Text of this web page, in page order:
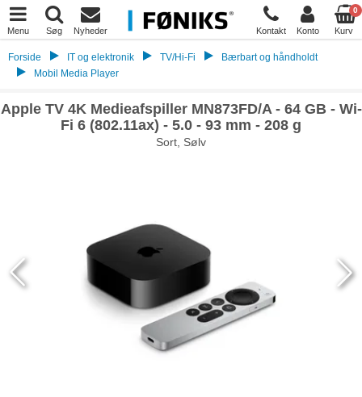
Menu Søg Nyheder Kontakt Konto
0
Kurv
Forside IT og elektronik TV/Hi-Fi
Bærbart og håndholdt
Mobil Media Player
Apple TV 4K Medieafspiller MN873FD/A - 64 GB - Wi-
Fi 6 (802.11ax) - 5.0 - 93 mm - 208 g
Sort, Sølv